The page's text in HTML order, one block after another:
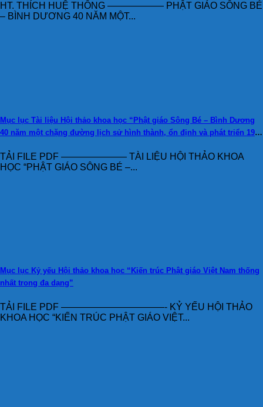
HT. THÍCH HUỆ THÔNG —————— PHẬT GIÁO SÔNG BÉ
– BÌNH DƯƠNG 40 NĂM MỘT...
Mục lục Tài liệu Hội thảo khoa học “Phật giáo Sông Bé – Bình Dương
40 năm một chặng đường lịch sử hình thành, ổn định và phát triển 1983
TẢI FILE PDF ——————— TÀI LIỆU HỘI THẢO KHOA
HỌC “PHẬT GIÁO SÔNG BÉ –...
Mục lục Kỷ yếu Hội thảo khoa học “Kiến trúc Phật giáo Việt Nam thống
nhất trong đa dạng”
TẢI FILE PDF ———————————- KỶ YẾU HỘI THẢO
KHOA HỌC “KIẾN TRÚC PHẬT GIÁO VIỆT...